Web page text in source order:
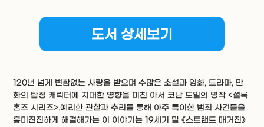
도서 상세보기
120년 넘게 변함없는 사랑을 받으며 수많은 소설과 영화, 드라마, 만
화의 탐정 캐릭터에 지대한 영향을 미친 아서 코난 도일의 명작 <셜록
홈즈 시리즈>.예리한 관찰과 추리를 통해 아주 특이한 범죄 사건들을
흥미진진하게 해결해가는 이 이야기는 19세기 말 《스트랜드 매거진》